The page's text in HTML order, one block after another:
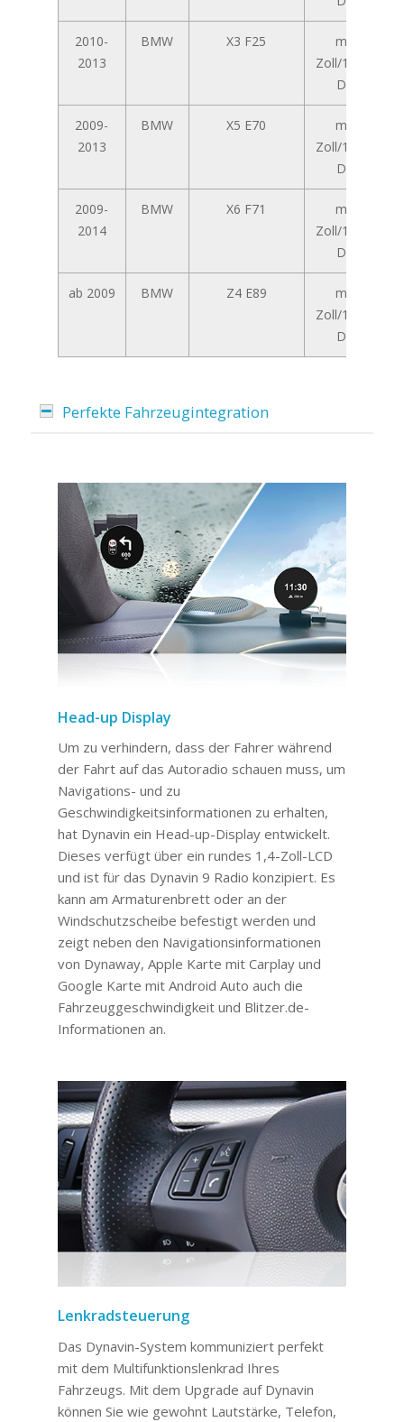
2010-
2013
BMW X3 F25
mit 8,8-
Zoll/10,25-Zoll
Display
2009-
2013
BMW X5 E70
mit 8,8-
Zoll/10,25-Zoll
Display
2009-
2014
BMW X6 F71
mit 8,8-
Zoll/10,25-Zoll
Display
ab 2009 BMW Z4 E89
mit 8,8-
Zoll/10,25-Zoll
Display
Perfekte Fahrzeugintegration
Head-up Display
Um zu verhindern, dass der Fahrer während
der Fahrt auf das Autoradio schauen muss, um
Navigations- und zu
Geschwindigkeitsinformationen zu erhalten,
hat Dynavin ein Head-up-Display entwickelt.
Dieses verfügt über ein rundes 1,4-Zoll-LCD
und ist für das Dynavin 9 Radio konzipiert. Es
kann am Armaturenbrett oder an der
Windschutzscheibe befestigt werden und
zeigt neben den Navigationsinformationen
von Dynaway, Apple Karte mit Carplay und
Google Karte mit Android Auto auch die
Fahrzeuggeschwindigkeit und Blitzer.de-
Informationen an.
Lenkradsteuerung
Das Dynavin-System kommuniziert perfekt
mit dem Multifunktionslenkrad Ihres
Fahrzeugs. Mit dem Upgrade auf Dynavin
können Sie wie gewohnt Lautstärke, Telefon,